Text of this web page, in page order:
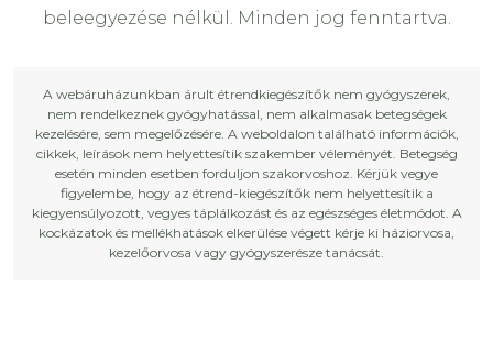
beleegyezése nélkül. Minden jog fenntartva.
A webáruházunkban árult étrendkiegészítők nem gyógyszerek,
nem rendelkeznek gyógyhatással, nem alkalmasak betegségek
kezelésére, sem megelőzésére. A weboldalon található információk,
cikkek, leírások nem helyettesítik szakember véleményét. Betegség
esetén minden esetben forduljon szakorvoshoz. Kérjük vegye
figyelembe, hogy az étrend-kiegészítők nem helyettesítik a
kiegyensúlyozott, vegyes táplálkozást és az egészséges életmódot. A
kockázatok és mellékhatások elkerülése végett kérje ki háziorvosa,
kezelőorvosa vagy gyógyszerésze tanácsát.